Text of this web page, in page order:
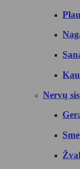
Nervų